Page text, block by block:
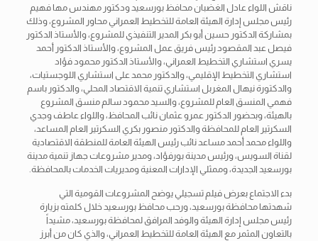
ناقش اللواء عادل الغضبان محافظ بورسعيد ودكتور مهندس مها فهيم
رئيس مجلس إدارة الهيئة العامة للتخطيط العمراني محاور المشروع، وذلك
بمشاركة الدكتور حسين أبو بكر المدير التنفيذي للمشروع، والأستاذ الدكتور
فيصل عبد المقصود رئيس فريق عمل المشروع، والأستاذ الدكتور أحمد
يسري استشاري التخطيط العمراني، والأستاذ الدكتور محمود فؤاد
استشاري التخطيط الإقليمي، والدكتور محمد على استشاري اللوجستيات،
والدكتورة نيهال المغربل استشاري تنمية الاقتصاد المحلي، والدكتور باسم
فهمي المنسق العام للمشروع، والسيد محمود سالم منسق المشروع
بالهيئة، وبحضور الدكتور عمرو عثمان نائب المحافظ، واللواء عاطف وجدي
السكرتير العام للمحافظة والدكتور منصور بكري السكرتير العام المساعد،
واللواء محمد أحمد مساعد نائب رئيس الهيئة العامة للمنطقة الاقتصادية
لقناة السويس، ورئيس مدينة بورفؤاد، ومدير مشروعات جهاز تنمية مدينة
بورسعيد الجديدة، وممثلي الإدارات المعنية ومديريات الخدمات بالمحافظة.
بدء الاجتماع بعرض فيلم تسجيلي يوضح المشروعات القومية التي
شهدتها محافظة بورسعيد، ورحب محافظ بورسعيد خلال كلمته بزيارة
رئيس مجلس إدارة الهيئة والوفد المرافق لمحافظة بورسعيد، مشيداً
بالتعاون المثمر مع الهيئة العامة للتخطيط العمراني، والذي كان من أبرز